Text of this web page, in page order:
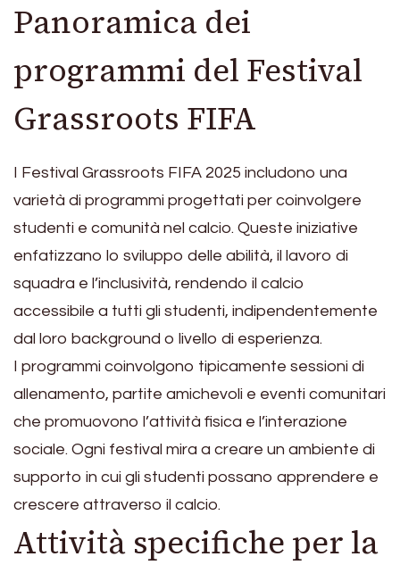
Panoramica dei
programmi del Festival
Grassroots FIFA
I Festival Grassroots FIFA 2025 includono una
varietà di programmi progettati per coinvolgere
studenti e comunità nel calcio. Queste iniziative
enfatizzano lo sviluppo delle abilità, il lavoro di
squadra e l’inclusività, rendendo il calcio
accessibile a tutti gli studenti, indipendentemente
dal loro background o livello di esperienza.
I programmi coinvolgono tipicamente sessioni di
allenamento, partite amichevoli e eventi comunitari
che promuovono l’attività fisica e l’interazione
sociale. Ogni festival mira a creare un ambiente di
supporto in cui gli studenti possano apprendere e
crescere attraverso il calcio.
Attività specifiche per la